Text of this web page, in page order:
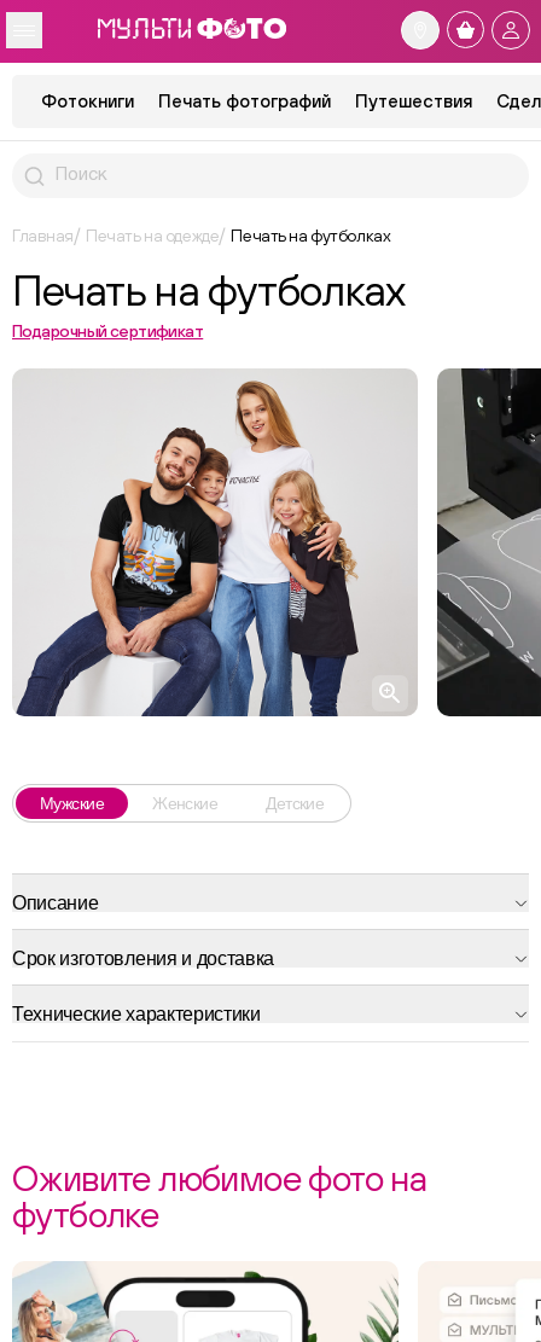
Фотокниги Печать фотографий Путешествия
Главная Печать на одежде Печать на футболках
Печать на футболках
Подарочный сертификат
Мужские Женские Детские
Описание
Срок изготовления и доставка
Технические характеристики
Оживите любимое фото на
футболке